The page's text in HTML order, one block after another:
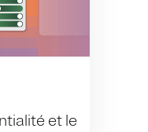
et le